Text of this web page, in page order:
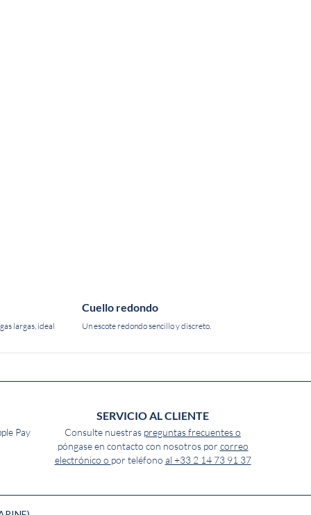
largas, ideal
Cuello redondo
Un escote redondo sencillo y discreto.
Pay
SERVICIO AL CLIENTE
Consulte nuestras preguntas frecuentes o
póngase en contacto con nosotros por correo
electrónico o por teléfono al +33 2 14 73 91 37